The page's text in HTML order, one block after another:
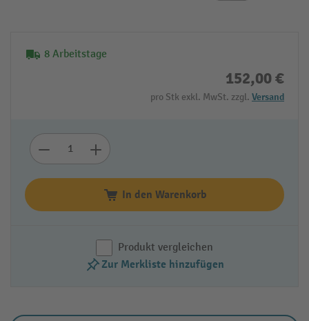
8 Arbeitstage
152,00 €
pro Stk exkl. MwSt. zzgl. Versand
In den Warenkorb
Produkt vergleichen
Zur Merkliste hinzufügen